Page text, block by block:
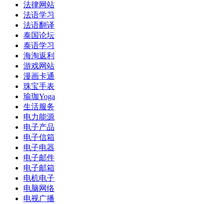
法律网站
法语学习
法语翻译
泰国论坛
泰语学习
海淘返利
游戏网站
漫画卡通
珠宝手表
瑜珈Yoga
生活服务
电力能源
电子产品
电子信箱
电子电器
电子邮件
电子邮箱
电机电子
电脑网络
电视广播